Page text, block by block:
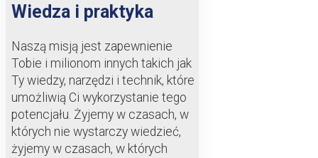
Wiedza i praktyka
Naszą misją jest zapewnienie
Tobie i milionom innych takich jak
Ty wiedzy, narzędzi i technik, które
umożliwią Ci wykorzystanie tego
potencjału. Żyjemy w czasach, w
których nie wystarczy wiedzieć,
żyjemy w czasach, w których